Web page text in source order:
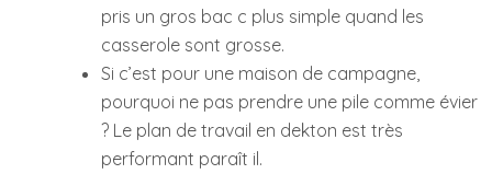
pris un gros bac c plus simple quand les
casserole sont grosse.
Si c’est pour une maison de campagne,
pourquoi ne pas prendre une pile comme évier
? Le plan de travail en dekton est très
performant paraît il.